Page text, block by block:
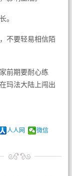
。
不要轻易相信陌
前期要耐心练
玛法大陆上闯出
人人网 微信